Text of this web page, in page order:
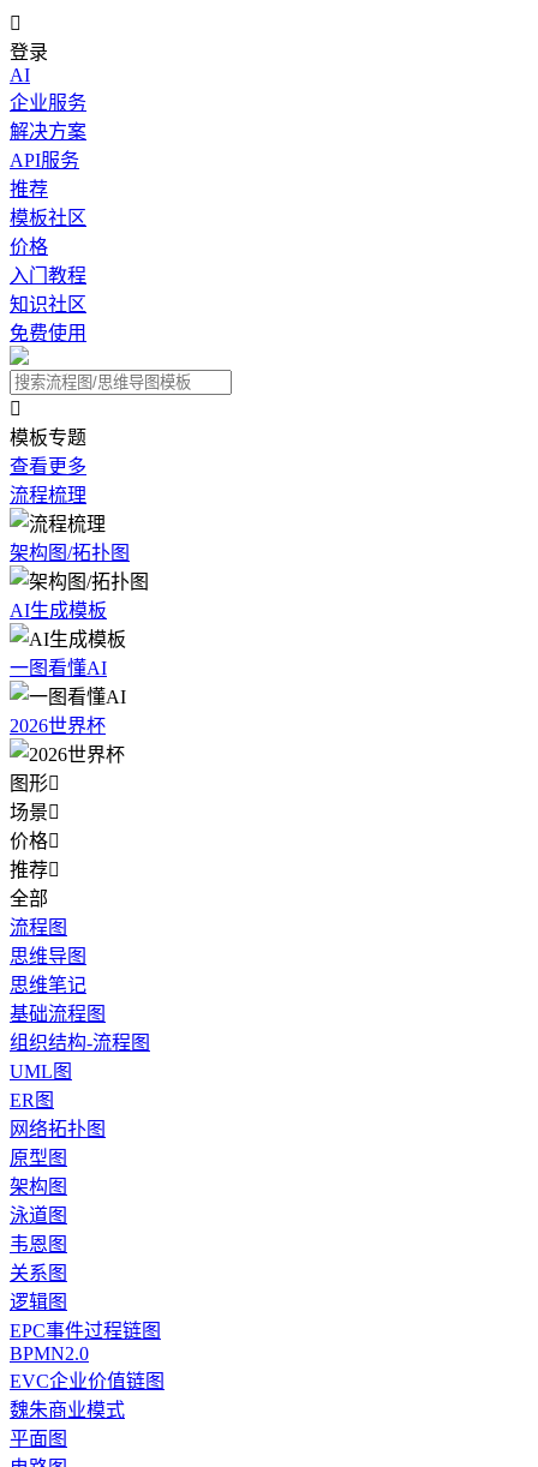

登录
AI
企业服务
解决方案
API服务
推荐
模板社区
价格
入门教程
知识社区
免费使用

模板专题
查看更多
流程梳理
架构图/拓扑图
AI生成模板
一图看懂AI
2026世界杯
图形
场景
价格
推荐
全部
流程图
思维导图
思维笔记
基础流程图
组织结构-流程图
UML图
ER图
网络拓扑图
原型图
架构图
泳道图
韦恩图
关系图
逻辑图
EPC事件过程链图
BPMN2.0
EVC企业价值链图
魏朱商业模式
平面图